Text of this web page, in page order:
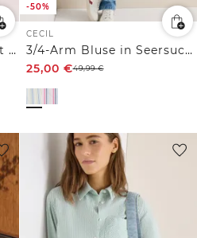
Langarm Hemdbluse mit Streifenmuster
-50%
CECIL
3/4-Arm Bluse in Seersucker Qualität
25,00 €49,99€